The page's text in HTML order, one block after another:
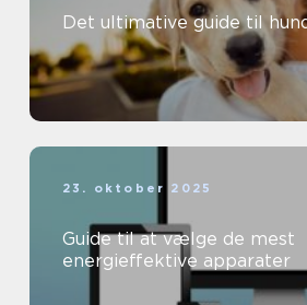
Det ultimative guide til
23. oktober 2025
Guide til at vælge de mest
energieffektive apparater